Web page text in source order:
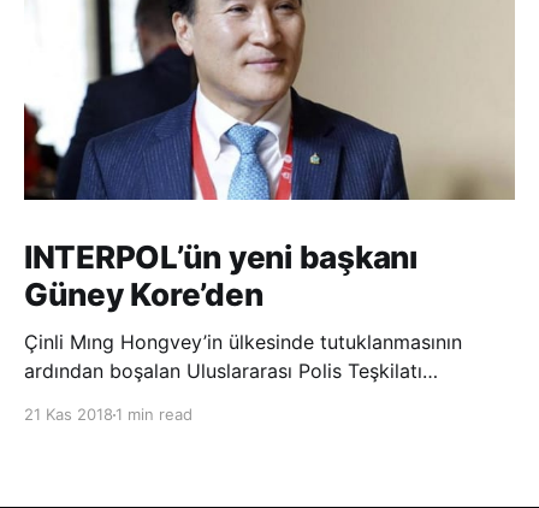
INTERPOL’ün yeni başkanı
Güney Kore’den
Çinli Mıng Hongvey’in ülkesinde tutuklanmasının
ardından boşalan Uluslararası Polis Teşkilatı
21 Kas 2018 1 min read